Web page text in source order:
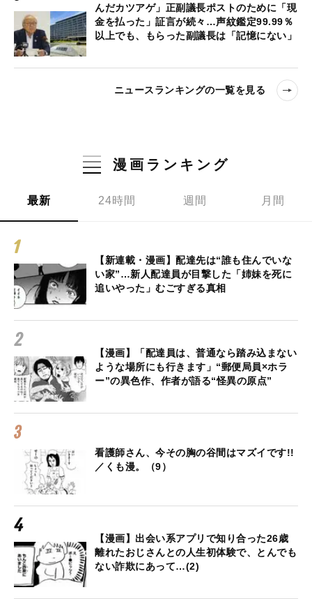
んだカツアゲ」正副議長ポストのために「現
金を払った」証言が続々…声紋鑑定99.99％
以上でも、もらった副議長は「記憶にない」
ニュースランキングの一覧を見る
漫画ランキング
最新 24時間 週間 月間
【新連載・漫画】配達先は“誰も住んでいな
い家”…新人配達員が目撃した「姉妹を死に
追いやった」むごすぎる真相
【漫画】「配達員は、普通なら踏み込まない
ような場所にも行きます」“郵便局員×ホラ
ー”の異色作、作者が語る“怪異の原点”
看護師さん、今その胸の谷間はマズイです!!
／くも漫。（9）
【漫画】出会い系アプリで知り合った26歳
離れたおじさんとの人生初体験で、とんでも
ない詐欺にあって…(2)